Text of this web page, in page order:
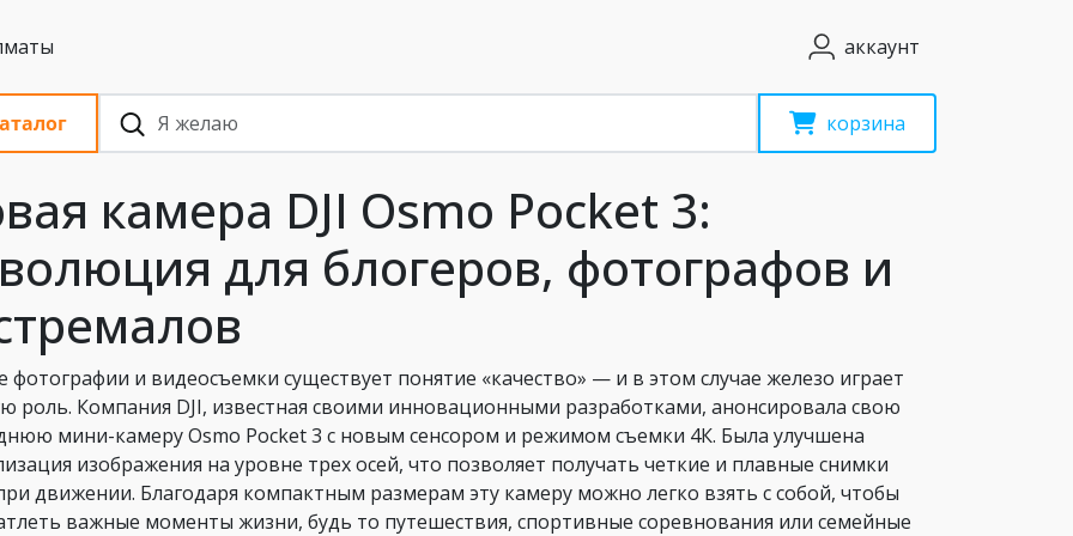
НДС, Алматы аккаунт
корзина
камера DJI Osmo Pocket 3:
для блогеров, фотографов и
фотографии и видеосъемки существует понятие «качество» — и в этом случае железо играет
роль. Компания DJI, известная своими инновационными разработками, анонсировала свою
мини-камеру Osmo Pocket 3 с новым сенсором и режимом съемки 4К. Была улучшена
изображения на уровне трех осей, что позволяет получать четкие и плавные снимки
движении. Благодаря компактным размерам эту камеру можно легко взять с собой, чтобы
важные моменты жизни, будь то путешествия, спортивные соревнования или семейные